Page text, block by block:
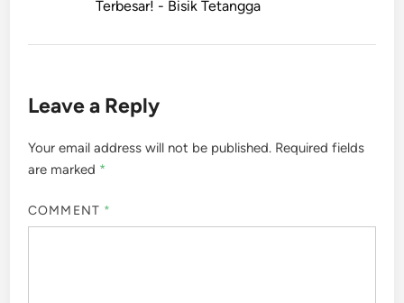
Terbesar! - Bisik Tetangga
Leave a Reply
Your email address will not be published. Required fields
are marked *
COMMENT *